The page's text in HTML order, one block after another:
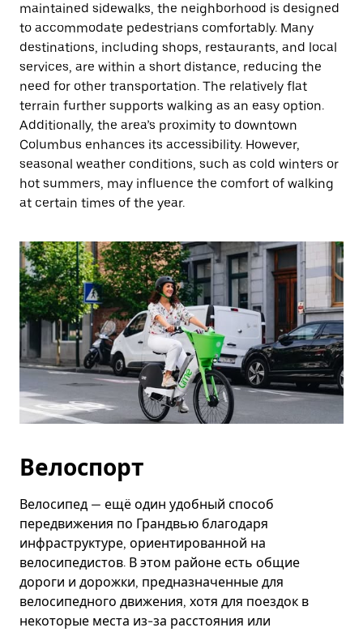
maintained sidewalks, the neighborhood is designed
to accommodate pedestrians comfortably. Many
destinations, including shops, restaurants, and local
services, are within a short distance, reducing the
need for other transportation. The relatively flat
terrain further supports walking as an easy option.
Additionally, the area’s proximity to downtown
Columbus enhances its accessibility. However,
seasonal weather conditions, such as cold winters or
hot summers, may influence the comfort of walking
at certain times of the year.
Велоспорт
Велосипед — ещё один удобный способ
передвижения по Грандвью благодаря
инфраструктуре, ориентированной на
велосипедистов. В этом районе есть общие
дороги и дорожки, предназначенные для
велосипедного движения, хотя для поездок в
некоторые места из-за расстояния или